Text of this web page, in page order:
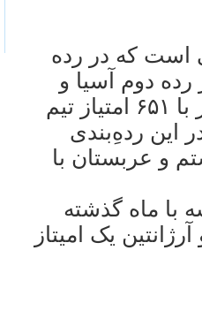
آسيايی است که در رده
با ۷۶۸ امتياز در رده دوم آسيا و
سی‌ودوم جهان قرار دارد. کره‌جنوبی نيز با ۶۵۱ امتياز تيم
اين ردهِ‌بندی
هشتم و عربستان با
با ماه گذشته
برزيل ۱۲ امتياز و آرژانتين يک اميتاز